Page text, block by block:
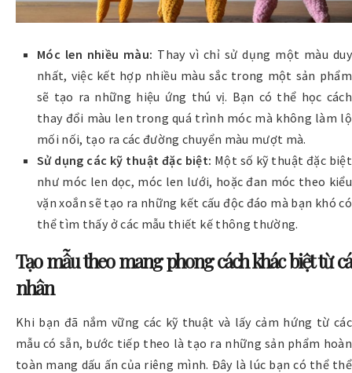
Móc len nhiều màu: Thay vì chỉ sử dụng một màu duy
nhất, việc kết hợp nhiều màu sắc trong một sản phẩm
sẽ tạo ra những hiệu ứng thú vị. Bạn có thể học cách
thay đổi màu len trong quá trình móc mà không làm lộ
mối nối, tạo ra các đường chuyển màu mượt mà.
Sử dụng các kỹ thuật đặc biệt: Một số kỹ thuật đặc biệt
như móc len dọc, móc len lưới, hoặc đan móc theo kiểu
vặn xoắn sẽ tạo ra những kết cấu độc đáo mà bạn khó có
thể tìm thấy ở các mẫu thiết kế thông thường.
Tạo mẫu theo mang phong cách khác biệt từ cá
nhân
Khi bạn đã nắm vững các kỹ thuật và lấy cảm hứng từ các
mẫu có sẵn, bước tiếp theo là tạo ra những sản phẩm hoàn
toàn mang dấu ấn của riêng mình. Đây là lúc bạn có thể thể